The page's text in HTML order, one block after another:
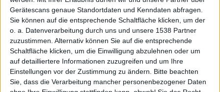
Gerätescans genaue Standortdaten und Kenndaten abfragen.
Sie können auf die entsprechende Schaltfläche klicken, um der
o. a. Datenverarbeitung durch uns und unsere 1538 Partner
zuzustimmen. Alternativ können Sie auf die entsprechende
Schaltfläche klicken, um die Einwilligung abzulehnen oder um
auf detailliertere Informationen zuzugreifen und um Ihre
Einstellungen vor der Zustimmung zu ändern. Bitte beachten
Sie, dass die Verarbeitung mancher personenbezogener Daten
Mac